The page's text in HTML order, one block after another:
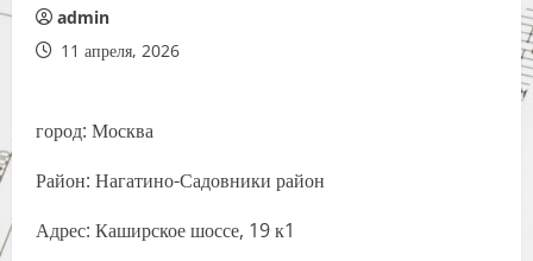
admin
11 апреля, 2026
город: Москва
Район: Нагатино-Садовники район
Адрес: Каширское шоссе, 19 к1